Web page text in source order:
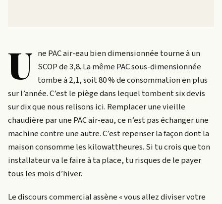
U ne PAC air-eau bien dimensionnée tourne à un
SCOP de 3,8. La même PAC sous-dimensionnée
tombe à 2,1, soit 80 % de consommation en plus
sur l’année. C’est le piège dans lequel tombent six devis
sur dix que nous relisons ici. Remplacer une vieille
chaudière par une PAC air-eau, ce n’est pas échanger une
machine contre une autre. C’est repenser la façon dont la
maison consomme les kilowattheures. Si tu crois que ton
installateur va le faire à ta place, tu risques de le payer
tous les mois d’hiver.
Le discours commercial assène « vous allez diviser votre